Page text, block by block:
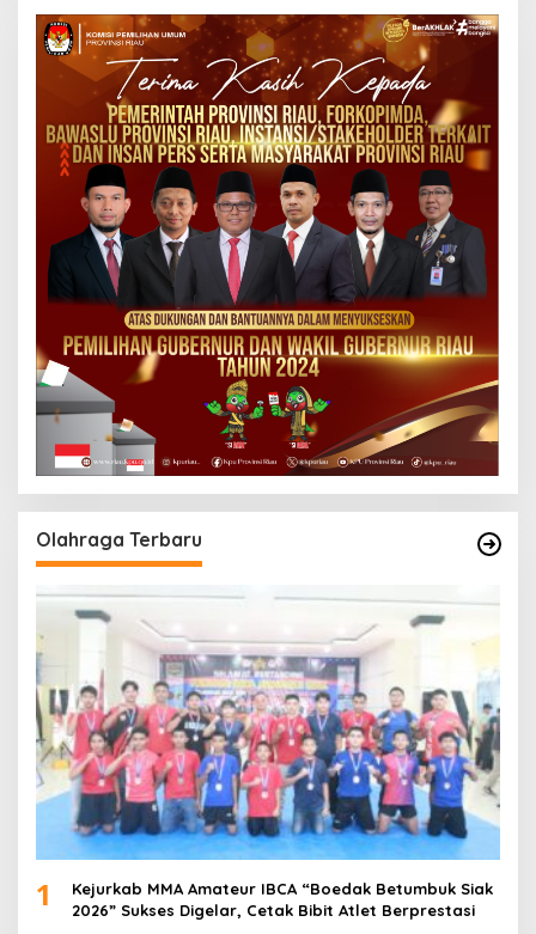
Olahraga Terbaru
1
Kejurkab MMA Amateur IBCA “Boedak Betumbuk Siak
2026” Sukses Digelar, Cetak Bibit Atlet Berprestasi